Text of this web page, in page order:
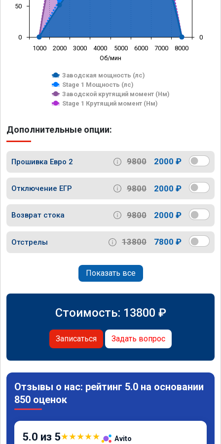
Об/мин
Заводская мощность (лс)
Stage 1 Мощность (лс)
Заводской крутящий момент (Нм)
Stage 1 Крутящий момент (Нм)
1000 2000 3000 4000 5000 6000 7000 8000
0
50
0
Дополнительные опции:
Прошивка Евро 2 9800 2000 ₽
Отключение ЕГР 9800 2000 ₽
Возврат стока 9800 2000 ₽
Отстрелы 13800 7800 ₽
Показать все
Стоимость: 13800 ₽
Записаться Задать вопрос
Отзывы о нас: рейтинг 5.0 на основании
850 оценок
5.0 из 5★★★★★ Avito